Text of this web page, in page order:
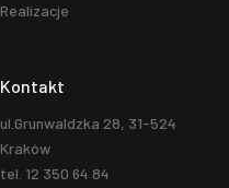
Realizacje
Kontakt
ul.Grunwaldzka 28, 31-524
Kraków
tel. 12 350 64 84